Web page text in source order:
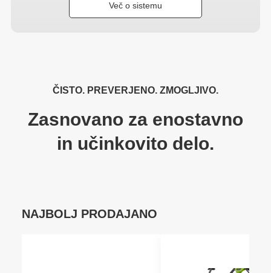
Več o sistemu
ČISTO. PREVERJENO. ZMOGLJIVO.
Zasnovano za enostavno
in učinkovito delo.
NAJBOLJ PRODAJANO